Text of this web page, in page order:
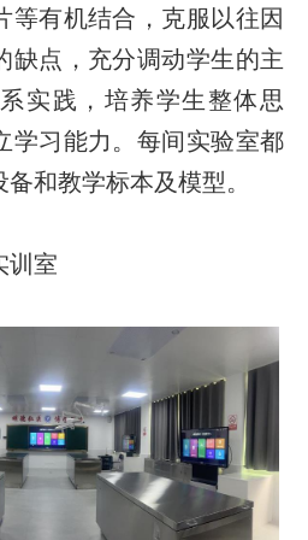
等有机结合，克服以往因
缺点，充分调动学生的主
实践，培养学生整体思
学习能力。每间实验室都
和教学标本及模型。
训室